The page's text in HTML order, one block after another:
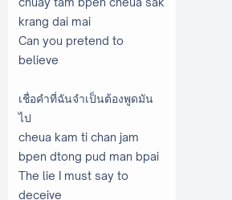
krang dai mai
Can you pretend to
believe
เชื่อคำที่ฉันจำเป็นต้องพูดมัน
ไป
cheua kam ti chan jam
bpen dtong pud man bpai
The lie I must say to
deceive